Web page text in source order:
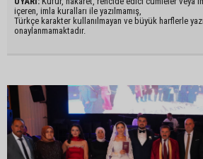
içeren, imla kuralları ile yazılmamış,
Türkçe karakter kullanılmayan ve büyük harflerle
onaylanmamaktadır.